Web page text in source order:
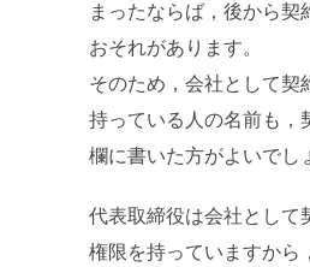
まったならば，後から契
おそれがあります。
そのため，会社として契
持っている人の名前も，
欄に書いた方がよいでし
代表取締役は会社として
権限を持っていますから